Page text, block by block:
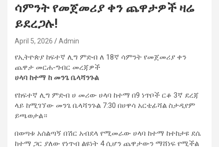
ሳምንት የመጀመሪያ ቀን ጨዋታዎች ዛሬ
ይደረጋሉ!
April 5, 2026 Admin
የኢትዮጵያ ከፍተኛ ሊግ ምድብ ለ 18ኛ ሳምንት የመጀመሪያ ቀን
ጨዋታ መርሐ-ግብር መረጃዎች
ሀላባ ከተማ ከ መንጌ ቤላሻንጉል
የከፍተኛ ሊግ ምድብ ሀ መሪው ሀላባ ከተማ በ9 ነጥቦች ርቆ 3ኛ ደረጃ
ላይ ከሚገኘው መንጌ ቤላሻንጉል 7:30 በሀዋሳ አርቴፊሻል ስታዲየም
ይጫወታል።
በወጣቱ አሰልጣኝ በሽር አብደላ የሚመራው ሀላባ ከተማ ከተከታዩ ደሴ
ከተማ ጋር ያለው የነጥብ ልዩነት 4 ሲሆን ጨዋታውን ማሸነፍ የሚችል